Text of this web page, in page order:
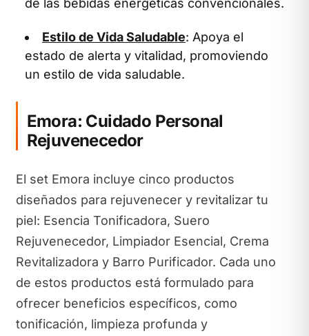
Estilo de Vida Saludable: Apoya el
estado de alerta y vitalidad, promoviendo
un estilo de vida saludable.
Emora: Cuidado Personal
Rejuvenecedor
El set Emora incluye cinco productos
diseñados para rejuvenecer y revitalizar tu
piel: Esencia Tonificadora, Suero
Rejuvenecedor, Limpiador Esencial, Crema
Revitalizadora y Barro Purificador. Cada uno
de estos productos está formulado para
ofrecer beneficios específicos, como
tonificación, limpieza profunda y